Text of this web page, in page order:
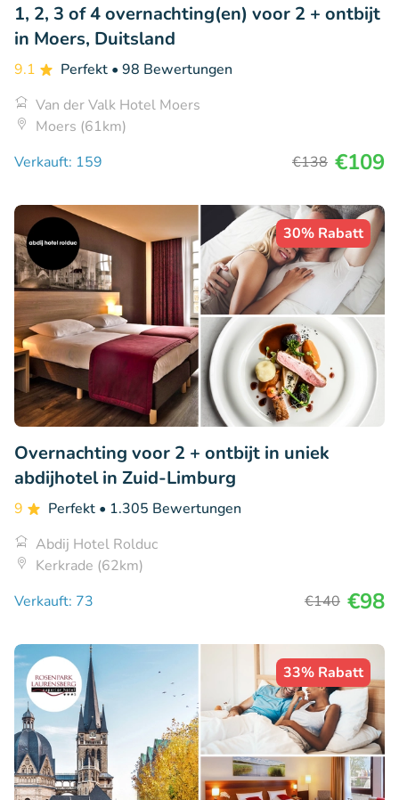
1, 2, 3 of 4 overnachting(en) voor 2 + ontbijt
in Moers, Duitsland
9.1 Perfekt • 98 Bewertungen
Van der Valk Hotel Moers
Moers (61km)
Verkauft: 159
€138 €109
30% Rabatt
Overnachting voor 2 + ontbijt in uniek
abdijhotel in Zuid-Limburg
9 Perfekt • 1.305 Bewertungen
Abdij Hotel Rolduc
Kerkrade (62km)
Verkauft: 73
€140 €98
33% Rabatt